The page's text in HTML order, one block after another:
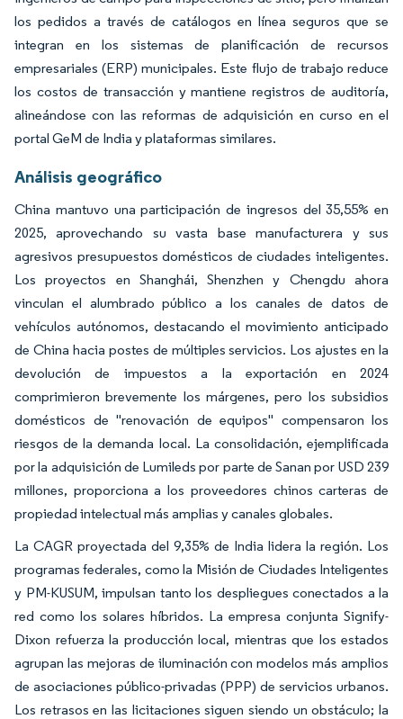
los pedidos a través de catálogos en línea seguros que se
integran en los sistemas de planificación de recursos
empresariales (ERP) municipales. Este flujo de trabajo reduce
los costos de transacción y mantiene registros de auditoría,
alineándose con las reformas de adquisición en curso en el
portal GeM de India y plataformas similares.
Análisis geográfico
China mantuvo una participación de ingresos del 35,55% en
2025, aprovechando su vasta base manufacturera y sus
agresivos presupuestos domésticos de ciudades inteligentes.
Los proyectos en Shanghái, Shenzhen y Chengdu ahora
vinculan el alumbrado público a los canales de datos de
vehículos autónomos, destacando el movimiento anticipado
de China hacia postes de múltiples servicios. Los ajustes en la
devolución de impuestos a la exportación en 2024
comprimieron brevemente los márgenes, pero los subsidios
domésticos de "renovación de equipos" compensaron los
riesgos de la demanda local. La consolidación, ejemplificada
por la adquisición de Lumileds por parte de Sanan por USD 239
millones, proporciona a los proveedores chinos carteras de
propiedad intelectual más amplias y canales globales.
La CAGR proyectada del 9,35% de India lidera la región. Los
programas federales, como la Misión de Ciudades Inteligentes
y PM-KUSUM, impulsan tanto los despliegues conectados a la
red como los solares híbridos. La empresa conjunta Signify-
Dixon refuerza la producción local, mientras que los estados
agrupan las mejoras de iluminación con modelos más amplios
de asociaciones público-privadas (PPP) de servicios urbanos.
Los retrasos en las licitaciones siguen siendo un obstáculo; la